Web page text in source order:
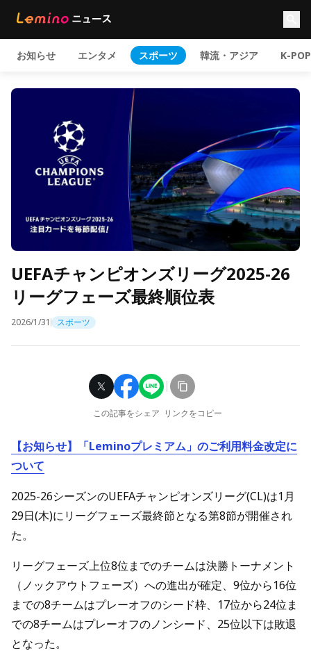
お知らせ エンタメ スポーツ 韓流・アジア K-POP
UEFAチャンピオンズリーグ2025-26
リーグフェーズ最終順位表
2026/1/31 スポーツ
この記事をシェア リンクをコピー
【お知らせ】「Leminoプレミアム」のご利用料金改定に
ついて
2025-26シーズンのUEFAチャンピオンズリーグ(CL)は1月
29日(木)にリーグフェーズ最終節となる第8節が開催され
た。
リーグフェーズ上位8位までのチームは決勝トーナメント
（ノックアウトフェーズ）への進出が確定、9位から16位
までの8チームはプレーオフのシード枠、17位から24位ま
での8チームはプレーオフのノンシード、25位以下は敗退
となった。